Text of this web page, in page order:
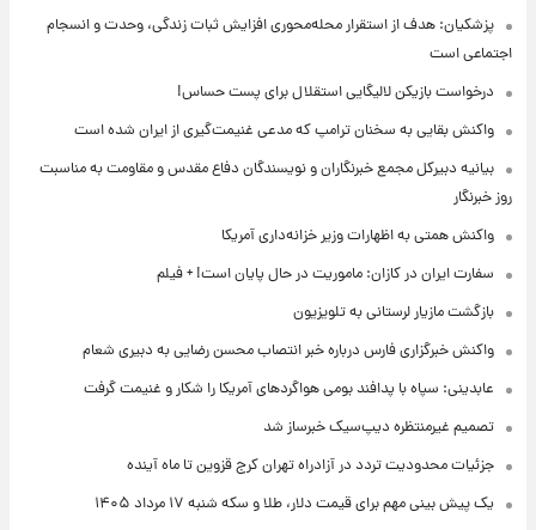
پزشکیان: هدف از استقرار محله‌محوری افزایش ثبات زندگی، وحدت و انسجام
اجتماعی است
درخواست بازیکن لالیگایی استقلال برای پست حساس!
واکنش بقایی به سخنان ترامپ که مدعی غنیمت‌گیری از ایران شده است
بیانیه دبیرکل مجمع خبرنگاران و نویسندگان دفاع مقدس و مقاومت به مناسبت
روز خبرنگار
واکنش همتی به اظهارات وزیر خزانه‌داری آمریکا
سفارت ایران در کازان: ماموریت در حال پایان است! + فیلم
بازگشت مازیار لرستانی به تلویزیون
واکنش خبرگزاری فارس درباره خبر انتصاب محسن رضایی به دبیری شعام
عابدینی: سپاه با پدافند بومی هواگردهای آمریکا را شکار و غنیمت گرفت
تصمیم غیرمنتظره دیپ‌سیک خبرساز شد
جزئیات محدودیت تردد در آزادراه تهران کرج قزوین تا ماه آینده
یک پیش ‌بینی مهم برای قیمت دلار، طلا و سکه شنبه ۱۷ مرداد ۱۴۰۵